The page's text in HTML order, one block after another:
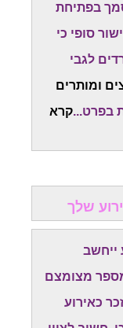
בפתיחת
סופי כי
לגבי
ומותרים
בפרט...קרא
שלך
ייחשב
מצומצם
כאירוע